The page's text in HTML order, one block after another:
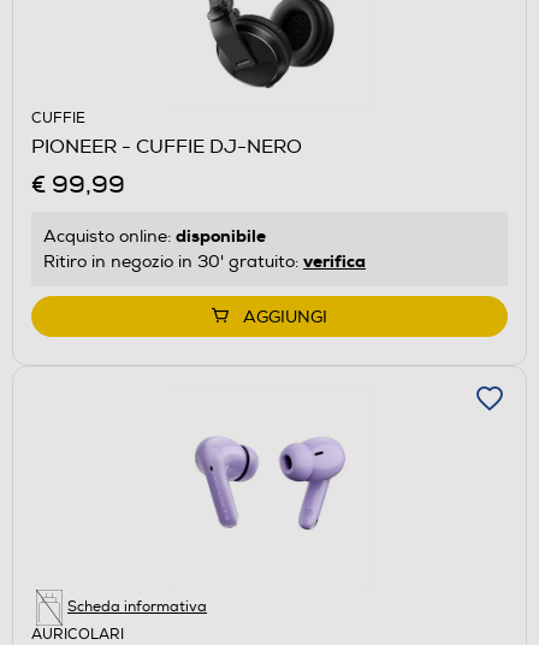
CUFFIE
PIONEER - CUFFIE DJ-NERO
€ 99,99
Acquisto online: disponibile
Ritiro in negozio in 30' gratuito: verifica
AGGIUNGI
Scheda informativa
AURICOLARI